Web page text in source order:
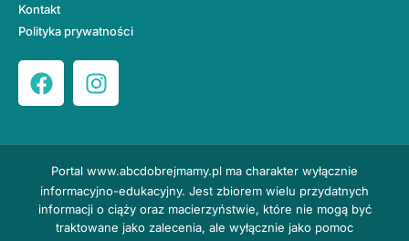
Kontakt
Polityka prywatności
Portal www.abcdobrejmamy.pl ma charakter wyłącznie
informacyjno-edukacyjny. Jest zbiorem wielu przydatnych
informacji o ciąży oraz macierzyństwie, które nie mogą być
traktowane jako zalecenia, ale wyłącznie jako pomoc